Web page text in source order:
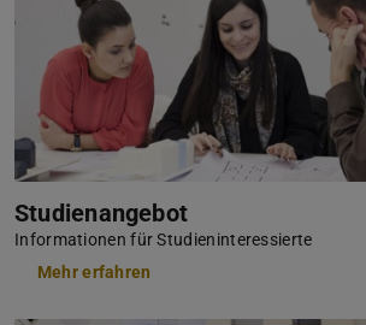
Studienangebot
Informationen für Studieninteressierte
Mehr erfahren